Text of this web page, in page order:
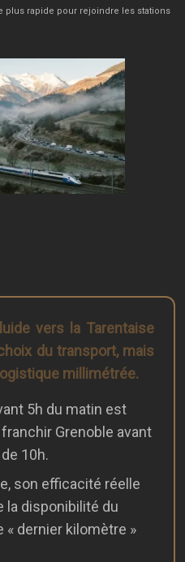
plus rapide pour rejoindre les stations
vers la Tarentaise
du transport, mais
millimétrée.
5h du matin est
Grenoble avant
10h.
son efficacité réelle
la disponibilité du
« dernier kilomètre »